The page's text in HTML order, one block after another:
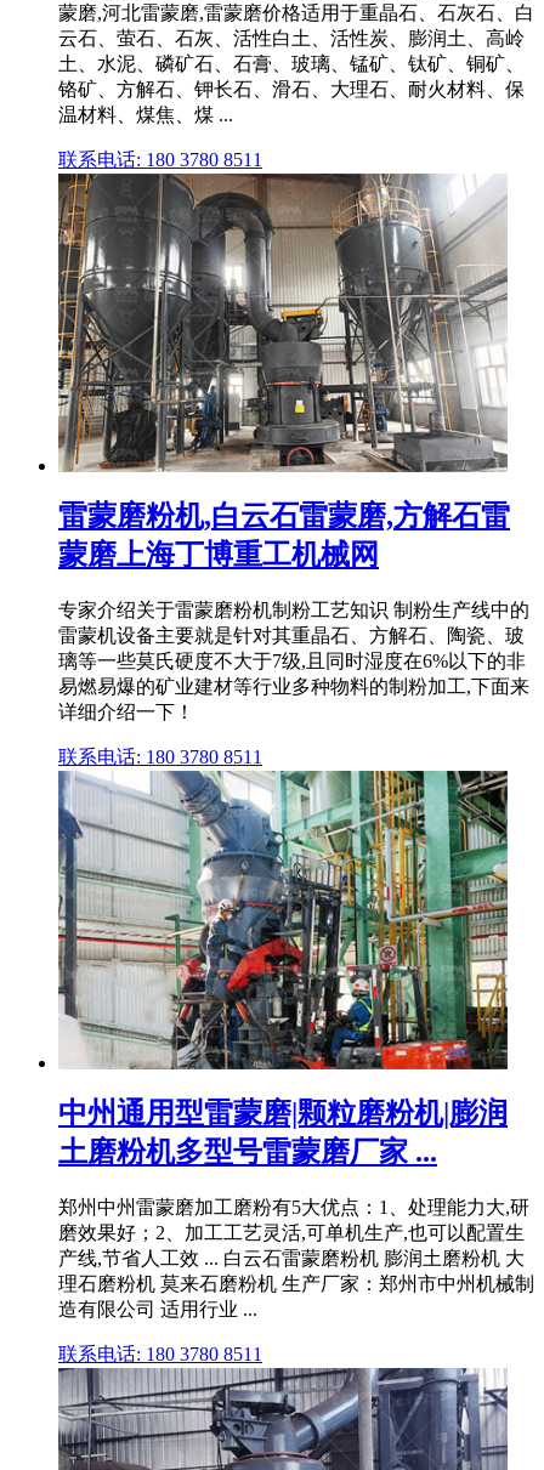
蒙磨,河北雷蒙磨,雷蒙磨价格适用于重晶石、石灰石、白
云石、萤石、石灰、活性白土、活性炭、膨润土、高岭
土、水泥、磷矿石、石膏、玻璃、锰矿、钛矿、铜矿、
铬矿、方解石、钾长石、滑石、大理石、耐火材料、保
温材料、煤焦、煤 ...
联系电话: 180 3780 8511
雷蒙磨粉机,白云石雷蒙磨,方解石雷
蒙磨上海丁博重工机械网
专家介绍关于雷蒙磨粉机制粉工艺知识 制粉生产线中的
雷蒙机设备主要就是针对其重晶石、方解石、陶瓷、玻
璃等一些莫氏硬度不大于7级,且同时湿度在6%以下的非
易燃易爆的矿业建材等行业多种物料的制粉加工,下面来
详细介绍一下！
联系电话: 180 3780 8511
中州通用型雷蒙磨|颗粒磨粉机|膨润
土磨粉机多型号雷蒙磨厂家 ...
郑州中州雷蒙磨加工磨粉有5大优点：1、处理能力大,研
磨效果好；2、加工工艺灵活,可单机生产,也可以配置生
产线,节省人工效 ... 白云石雷蒙磨粉机 膨润土磨粉机 大
理石磨粉机 莫来石磨粉机 生产厂家：郑州市中州机械制
造有限公司 适用行业 ...
联系电话: 180 3780 8511